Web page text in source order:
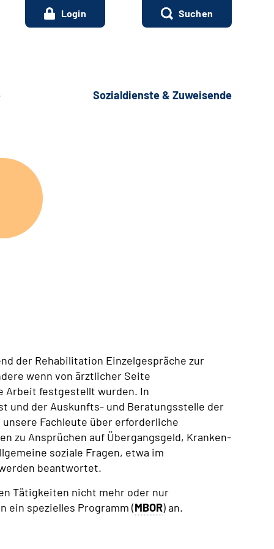
Login Suchen
Sozialdienste & Zuweisende
der Rehabilitation Einzelgespräche zur
wenn von ärztlicher Seite
Arbeit festgestellt wurden. In
und der Auskunfts- und Beratungsstelle der
Fachleute über erforderliche
zu Ansprüchen auf Übergangsgeld, Kranken-
soziale Fragen, etwa im
beantwortet.
Tätigkeiten nicht mehr oder nur
ein spezielles Programm (MBOR) an.